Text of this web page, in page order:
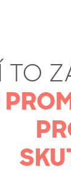
TO